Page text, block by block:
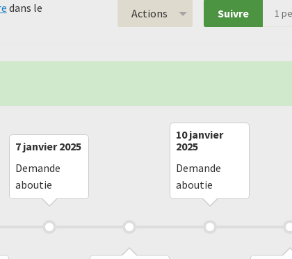
dans le
Actions Suivre 1
7 janvier 2025
Demande
aboutie
10 janvier
2025
Demande
aboutie